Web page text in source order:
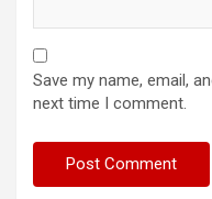
Save my name, email,
next time I comment.